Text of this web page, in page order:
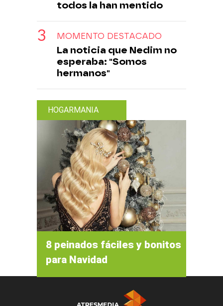
todos la han mentido
MOMENTO DESTACADO
La noticia que Nedim no
esperaba: "Somos
hermanos"
HOGARMANIA
8 peinados fáciles y bonitos
para Navidad